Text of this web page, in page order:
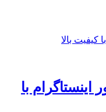
کیفیت بالا
با